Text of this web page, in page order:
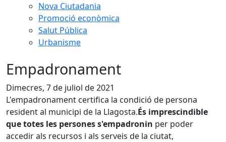
Nova Ciutadania
Promoció econòmica
Salut Pública
Urbanisme
Empadronament
Dimecres, 7 de juliol de 2021
L'empadronament certifica la condició de persona
resident al municipi de la Llagosta.És imprescindible
que totes les persones s'empadronin per poder
accedir als recursos i als serveis de la ciutat,